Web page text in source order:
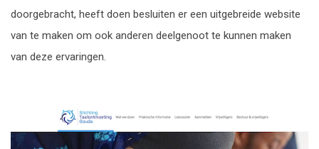
doorgebracht, heeft doen besluiten er een uitgebreide website
van te maken om ook anderen deelgenoot te kunnen maken
van deze ervaringen.